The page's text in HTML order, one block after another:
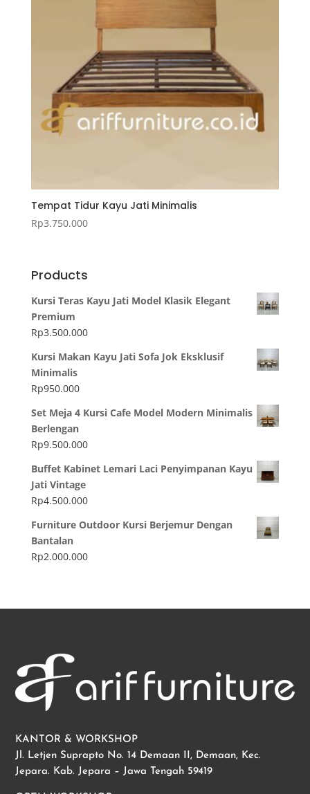
Tempat Tidur Kayu Jati Minimalis
Rp3.750.000
Products
Kursi Teras Kayu Jati Model Klasik Elegant
Premium
Rp3.500.000
Kursi Makan Kayu Jati Sofa Jok Eksklusif
Minimalis
Rp950.000
Set Meja 4 Kursi Cafe Model Modern Minimalis
Berlengan
Rp9.500.000
Buffet Kabinet Lemari Laci Penyimpanan Kayu
Jati Vintage
Rp4.500.000
Furniture Outdoor Kursi Berjemur Dengan
Bantalan
Rp2.000.000
KANTOR & WORKSHOP
Jl. Letjen Suprapto No. 14 Demaan II, Demaan, Kec.
Jepara. Kab. Jepara – Jawa Tengah 59419